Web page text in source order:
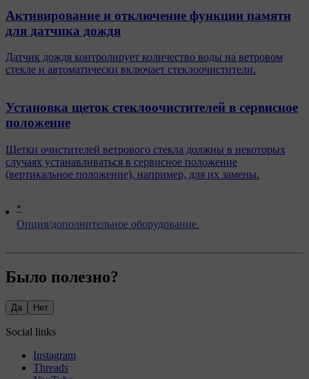
*
Опция/дополнительное оборудование.
Активирование и отключение функции памяти
для датчика дождя
Датчик дождя контролирует количество воды на ветровом
стекле и автоматически включает стеклоочистители.
Установка щеток стеклоочистителей в сервисное
положение
Щетки очистителей ветрового стекла должны в некоторых
случаях устанавливаться в сервисное положение
(вертикальное положение), например, для их замены.
Было полезно?
Да Нет